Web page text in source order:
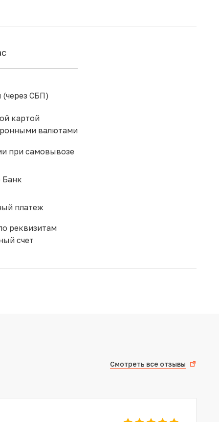
СБП)
картой
валютами
при самовывозе
Банк
платеж
реквизитам
счет
Смотреть все отзывы